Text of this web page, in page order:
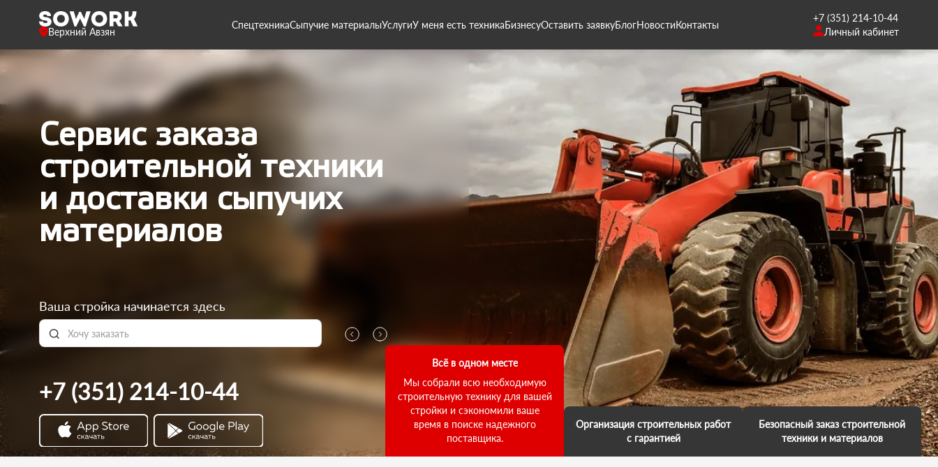
Верхний Авзян
СпецтехникаСыпучие материалыУслугиУ меня есть техникаБизнесуОставить заявкуБлогНовостиКонтакты
+7 (351) 214-10-44
Личный кабинет
Сервис заказа
строительной техники
и доставки сыпучих
материалов
Ваша стройка начинается здесь
+7 (351) 214-10-44
Всё в одном месте
Мы собрали всю необходимую
строительную технику для вашей
стройки и сэкономили ваше
время в поиске надежного
поставщика.
Организация строительных работ
с гарантией
Мы даем гарантию на
Безопасный заказ строительной
техники и материалов
Мы обещаем, что к вам приедет